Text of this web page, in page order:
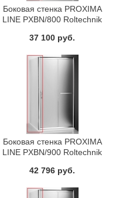
Боковая стенка PROXIMA
LINE PXBN/800 Roltechnik
37 100 руб.
Боковая стенка PROXIMA
LINE PXBN/900 Roltechnik
42 796 руб.